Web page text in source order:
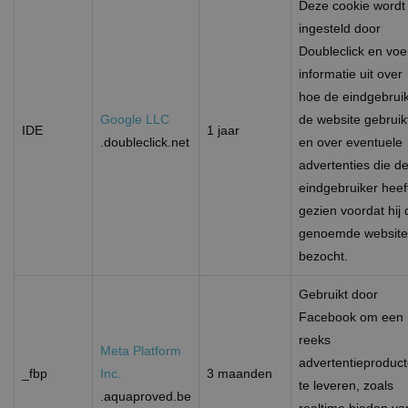
IDE
Google LLC
.doubleclick.net
1 jaar
Deze cookie wordt
ingesteld door
Doubleclick en
informatie uit over
hoe de
de website
en over eventuele
advertenties die de
eindgebruiker
gezien voordat hij
genoemde website
bezocht.
_fbp
Meta Platform
Inc.
.aquaproved.be
3 maanden
Gebruikt door
Facebook om een
reeks
te leveren, zoals
1 jaar
gebruikt
de website
om de
Vervaldatum Omschrijving
MUID
Microsoft
Corporation
.clarity.ms
veel gebruikt
mijn Microsoft
een unieke
gebruikers-ID.